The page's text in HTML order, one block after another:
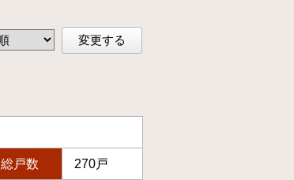
変更する
総戸数 270戸